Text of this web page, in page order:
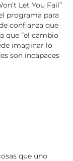
Let You Fail”
programa para
confianza que
que “el cambio
imaginar lo
son incapaces
que uno